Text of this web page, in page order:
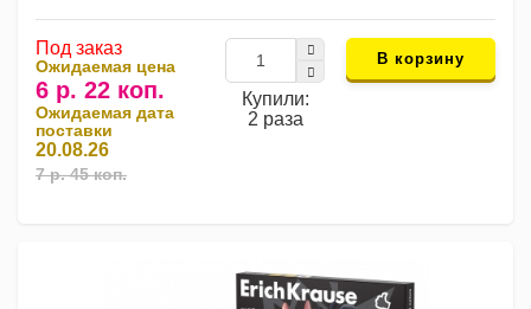
Под заказ
Ожидаемая цена
6 р. 22 коп.
Ожидаемая дата
поставки
20.08.26
7 р. 45 коп.
Купили:
2 раза
В корзину